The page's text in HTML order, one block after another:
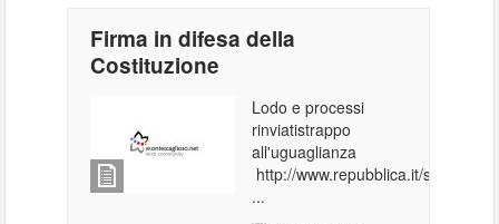
Firma in difesa della
Costituzione
Lodo e processi
rinviatistrappo
all'uguaglianza
http://www.repubblica.it/speciale/
...